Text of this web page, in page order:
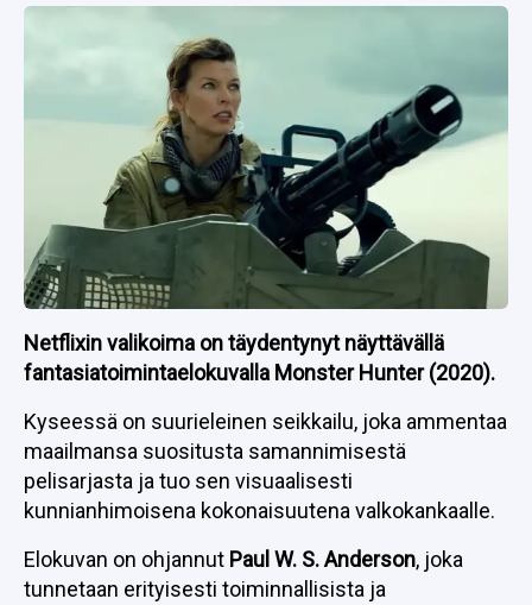
Netflixin valikoima on täydentynyt näyttävällä
fantasiatoimintaelokuvalla Monster Hunter (2020).
Kyseessä on suurieleinen seikkailu, joka ammentaa
maailmansa suositusta samannimisestä
pelisarjasta ja tuo sen visuaalisesti
kunnianhimoisena kokonaisuutena valkokankaalle.
Elokuvan on ohjannut Paul W. S. Anderson, joka
tunnetaan erityisesti toiminnallisista ja